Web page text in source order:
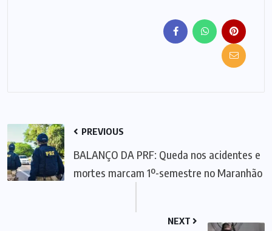
PREVIOUS
BALANÇO DA PRF: Queda nos acidentes e
mortes marcam 1º-semestre no Maranhão
NEXT